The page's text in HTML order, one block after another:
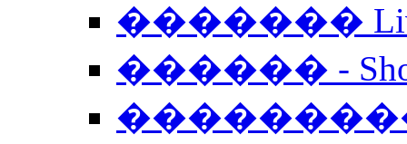
�������
������ -